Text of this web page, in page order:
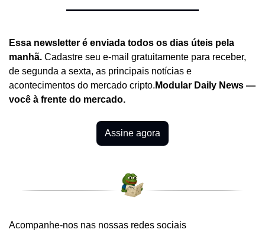
Essa newsletter é enviada todos os dias úteis pela
manhã. Cadastre seu e-mail gratuitamente para receber,
de segunda a sexta, as principais notícias e
acontecimentos do mercado cripto. Modular Daily News —
você à frente do mercado.
Assine agora
Acompanhe-nos nas nossas redes sociais